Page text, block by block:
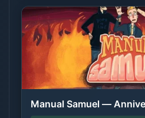
Manual Samuel —